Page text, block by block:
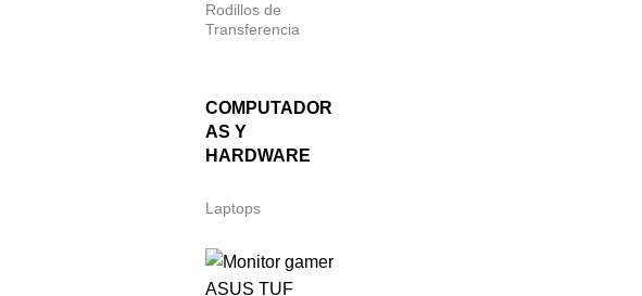
Rodillos de
Transferencia
COMPUTADOR
AS Y
HARDWARE
Laptops